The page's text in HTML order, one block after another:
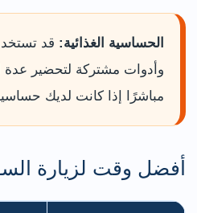
الحساسية الغذائية: قد
وأدوات مشتركة لتحضير
مباشرًا إذا كانت لديك
أفضل وقت لزيارة